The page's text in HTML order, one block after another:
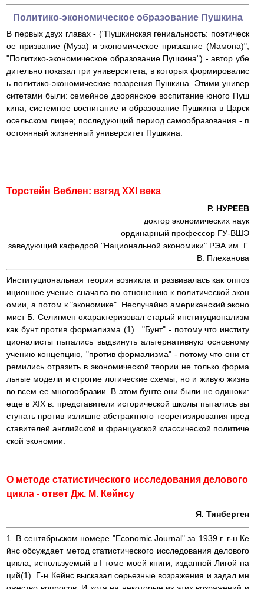
Политико-экономическое образование Пушкина
В первых двух главах - ("Пушкинская гениальность: поэтическ
ое призвание (Муза) и экономическое призвание (Мамона)";
"Политико-экономическое образование Пушкина") - автор убе
дительно показал три университета, в которых формировалис
ь политико-экономические воззрения Пушкина. Этими универ
ситетами были: семейное дворянское воспитание юного Пуш
кина; системное воспитание и образование Пушкина в Царск
осельском лицее; последующий период самообразования - п
остоянный жизненный университет Пушкина.
Торстейн Веблен: взгяд XXI века
Р. НУРЕЕВ
доктор экономических наук
ординарный профессор ГУ-ВШЭ
заведующий кафедрой "Национальной экономики" РЭА им. Г.
В. Плеханова
Институциональная теория возникла и развивалась как оппоз
иционное учение сначала по отношению к политической экон
омии, а потом к "экономике". Неслучайно американский эконо
мист Б. Селигмен охарактеризовал старый институционализм
как бунт против формализма (1) . "Бунт" - потому что институ
ционалисты пытались выдвинуть альтернативную основному
учению концепцию, "против формализма" - потому что они ст
ремились отразить в экономической теории не только форма
льные модели и строгие логические схемы, но и живую жизнь
во всем ее многообразии. В этом бунте они были не одиноки:
еще в XIX в. представители исторической школы пытались вы
ступать против излишне абстрактного теоретизирования пред
ставителей английской и французской классической политиче
ской экономии.
О методе статистического исследования делового
цикла - ответ Дж. М. Кейнсу
Я. Тинберген
1. В сентябрьском номере "Economic Journal" за 1939 г. г-н Ке
йнс обсуждает метод статистического исследования делового
цикла, используемый в I томе моей книги, изданной Лигой на
ций(1). Г-н Кейнс высказал серьезные возражения и задал мн